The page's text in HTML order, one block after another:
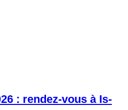
: rendez-vous à Is-